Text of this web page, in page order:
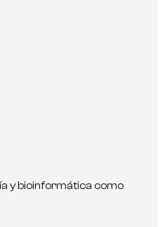
y bioinformática como